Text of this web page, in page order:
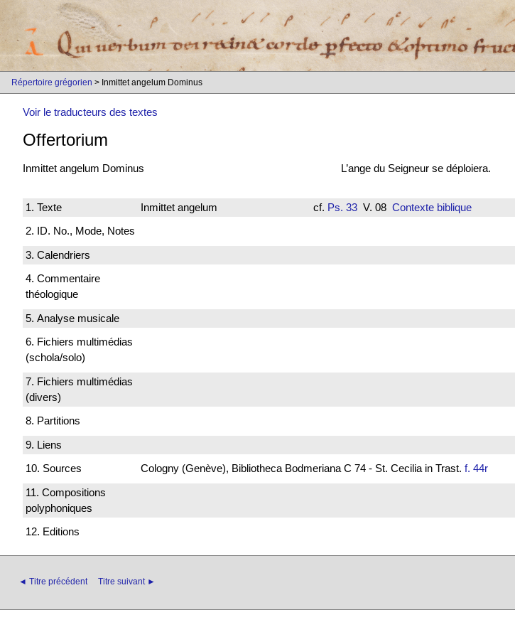
Répertoire grégorien > Inmittet angelum Dominus
Voir le traducteurs des textes
Offertorium
Inmittet angelum Dominus L’ange du Seigneur se déploiera.
1. Texte Inmittet angelum cf. Ps. 33V. 08 Contexte biblique
2. ID. No., Mode, Notes
3. Calendriers
4. Commentaire
théologique
5. Analyse musicale
6. Fichiers multimédias
(schola/solo)
7. Fichiers multimédias
(divers)
8. Partitions
9. Liens
10. Sources
Cologny (Genève), Bibliotheca Bodmeriana C 74 - St. Cecilia in Trast. f. 44r
11. Compositions
polyphoniques
12. Editions
◄ Titre précédent Titre suivant ►